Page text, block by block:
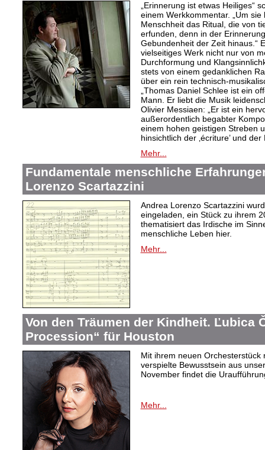
„Erinnerung ist etwas Heiliges“
einem Werkkommentar. „Um
Menschheit das Ritual, die von
erfunden, denn in der
Gebundenheit der Zeit hinaus.“
vielseitiges Werk nicht nur von
Durchformung und
stets von einem gedanklichen
über ein rein technisch-
„Thomas Daniel Schlee ist ein
Mann. Er liebt die Musik
Olivier Messiaen: „Er ist ein
außerordentlich begabter
einem hohen geistigen Streben
hinsichtlich der ‚écriture’ und der
Mehr...
Fundamentale menschliche
Lorenzo Scartazzini
Andrea Lorenzo Scartazzini
eingeladen, ein Stück zu ihrem
thematisiert das Irdische im
menschliche Leben hier.
Mehr...
Von den Träumen der Kindheit. Ľubica
Procession“ für Houston
Mit ihrem neuen Orchesterstück
verspielte Bewusstsein aus
November findet die
Mehr...